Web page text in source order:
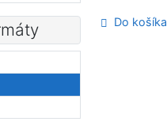
Do košíka